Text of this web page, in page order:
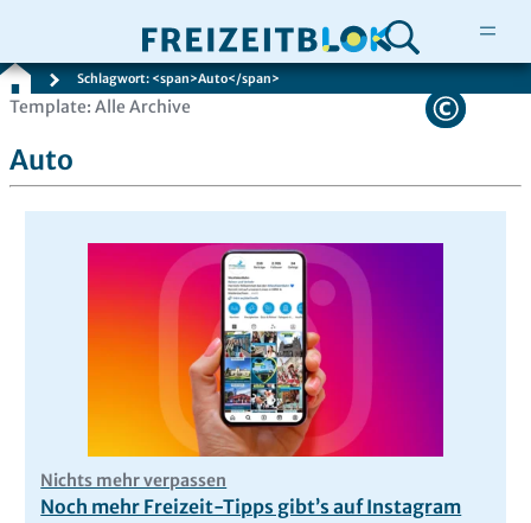
Zum
springen
Schlagwort: <span>Auto</span>
Template: Alle Archive
Auto
Nichts mehr verpassen
Noch mehr Freizeit-Tipps gibt’s auf Instagram